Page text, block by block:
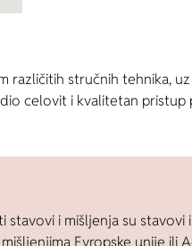
različitih stručnih tehnika,
celovit i kvalitetan
stavovi i mišljenja su stavovi
Evropske unije ili